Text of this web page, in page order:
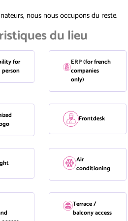
nous nous occupons du reste.
du lieu
for
person
ERP (for french
companies
only)
Frontdesk
Air
conditioning
Terrace /
balcony access